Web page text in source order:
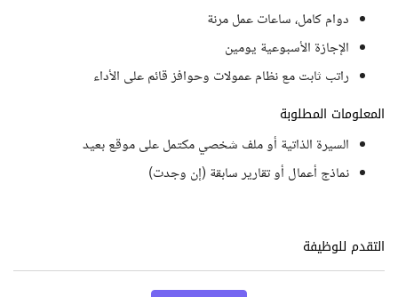
دوام كامل، ساعات عمل مرنة
الإجازة الأسبوعية يومين
راتب ثابت مع نظام عمولات وحوافز قائم على الأداء
المعلومات المطلوبة
السيرة الذاتية أو ملف شخصي مكتمل على موقع بعيد
نماذج أعمال أو تقارير سابقة (إن وجدت)
التقدم للوظيفة